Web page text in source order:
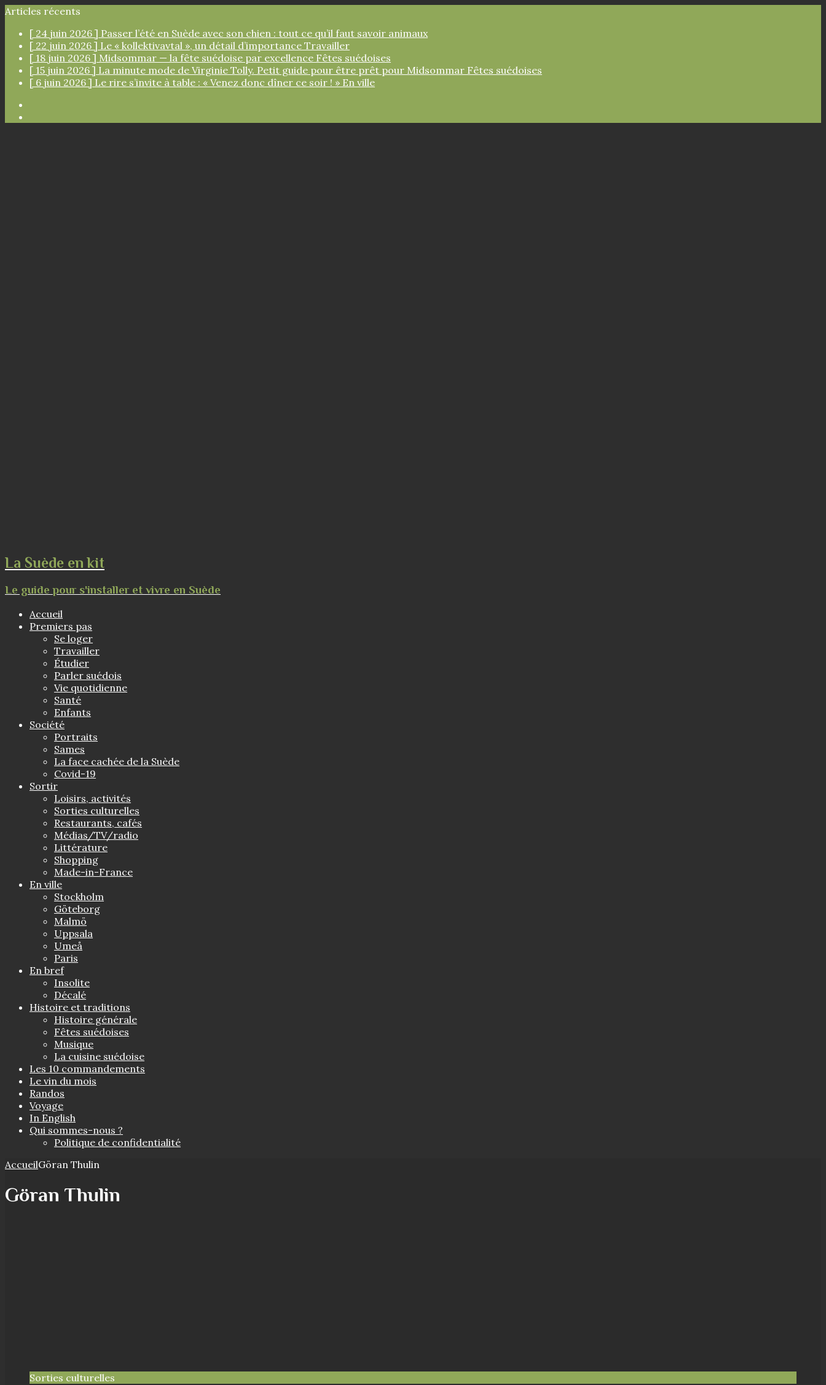
Articles récents
[ 24 juin 2026 ] Passer l’été en Suède avec son chien : tout ce qu’il faut savoir animaux
[ 22 juin 2026 ] Le « kollektivavtal », un détail d’importance Travailler
[ 18 juin 2026 ] Midsommar — la fête suédoise par excellence Fêtes suédoises
[ 15 juin 2026 ] La minute mode de Virginie Tolly. Petit guide pour être prêt pour Midsommar Fêtes suédoises
[ 6 juin 2026 ] Le rire s’invite à table : « Venez donc dîner ce soir ! » En ville
La Suède en kit
Le guide pour s'installer et vivre en Suède
Accueil
Premiers pas
Se loger
Travailler
Étudier
Parler suédois
Vie quotidienne
Santé
Enfants
Société
Portraits
Sames
La face cachée de la Suède
Covid-19
Sortir
Loisirs, activités
Sorties culturelles
Restaurants, cafés
Médias/TV/radio
Littérature
Shopping
Made-in-France
En ville
Stockholm
Göteborg
Malmö
Uppsala
Umeå
Paris
En bref
Insolite
Décalé
Histoire et traditions
Histoire générale
Fêtes suédoises
Musique
La cuisine suédoise
Les 10 commandements
Le vin du mois
Randos
Voyage
In English
Qui sommes-nous ?
Politique de confidentialité
AccueilGöran Thulin
Göran Thulin
Sorties culturelles